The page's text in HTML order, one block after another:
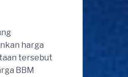
harga
tersebut
BBM